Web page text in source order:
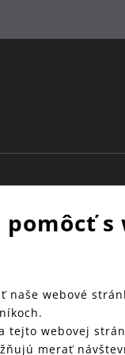
s
naše webové
tejto webovej
merať